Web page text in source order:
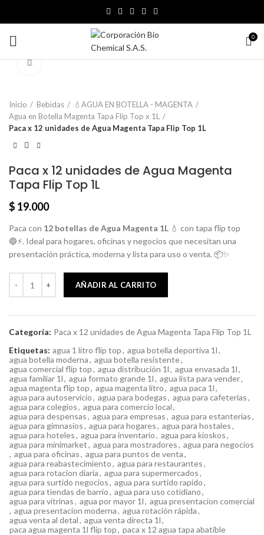
0
Inicio Bebidas
💧AGUA EN BOTELLA - MAGENTA
Agua en Botella Magenta Tapa Flip Top x 1L
Paca x 12 unidades de Agua Magenta Tapa Flip Top 1L
Paca x 12 unidades de Agua Magenta
Tapa Flip Top 1L
$ 19.000
Paca con 12 botellas de Agua Magenta 1L 💧 con tapa flip top
🔵⚡. Ideal para hogares, oficinas y negocios que necesitan una
presentación práctica, moderna y lista para uso o venta. 📦✨
AÑADIR AL CARRITO
Categoría: Paca x 12 unidades de Agua Magenta Tapa Flip Top 1L
Etiquetas: agua 1 litro flip top, agua botella deportiva 1l,
agua botella moderna, agua botella resistente,
agua comercial flip top, agua distribución 1l, agua envasada 1l,
agua familiar 1l, agua formato grande 1l, agua lista para vender,
agua magenta flip top, agua magenta litro, agua paca 1l,
agua para autoservicio, agua para bodegas, agua para cafeterías,
agua para colegios, agua para comercio local,
agua para despensas, agua para empresas, agua para estanterias,
agua para gimnasios, agua para hogares, agua para hostales,
agua para hoteles, agua para inventario, agua para kioskos,
agua para minimarket, agua para mostradores, agua para negocios
, agua para oficinas, agua para puntos de venta,
agua para reabastecimiento, agua para restaurantes,
agua para rotacion diaria, agua para supermercados,
agua para surtido negocios, agua para surtido rapido,
agua para tiendas de barrio, agua para uso cotidiano,
agua para vitrinas, agua por mayor 1l, agua presentacion comercial
, agua presentacion moderna, agua rotación rápida,
agua venta al detal, agua venta directa 1l,
paca agua magenta 1l flip top, paca x 12 agua tapa abatible